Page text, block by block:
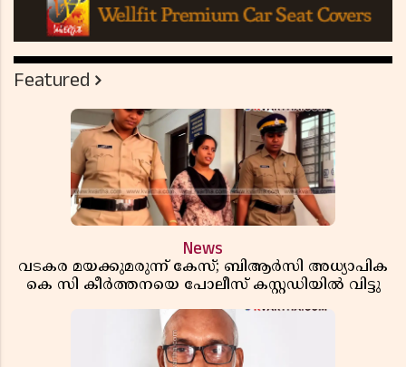
Featured
News
വടകര മയക്കുമരുന്ന് കേസ്; ബിആർസി അധ്യാപിക
കെ സി കീർത്തനയെ പോലീസ് കസ്റ്റഡിയിൽ വിട്ടു